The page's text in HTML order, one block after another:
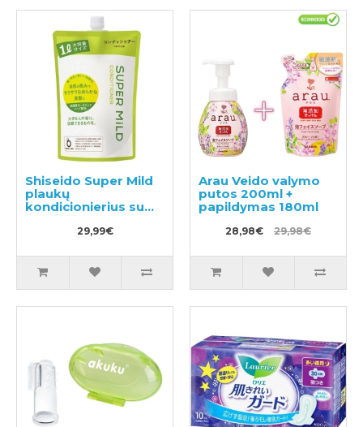
Shiseido Super Mild
plaukų
kondicionierius su
žolelių aromatu,
užpildas 1000ml
29,99€
Arau Veido valymo
putos 200ml +
papildymas 180ml
28,98€ 29,98€